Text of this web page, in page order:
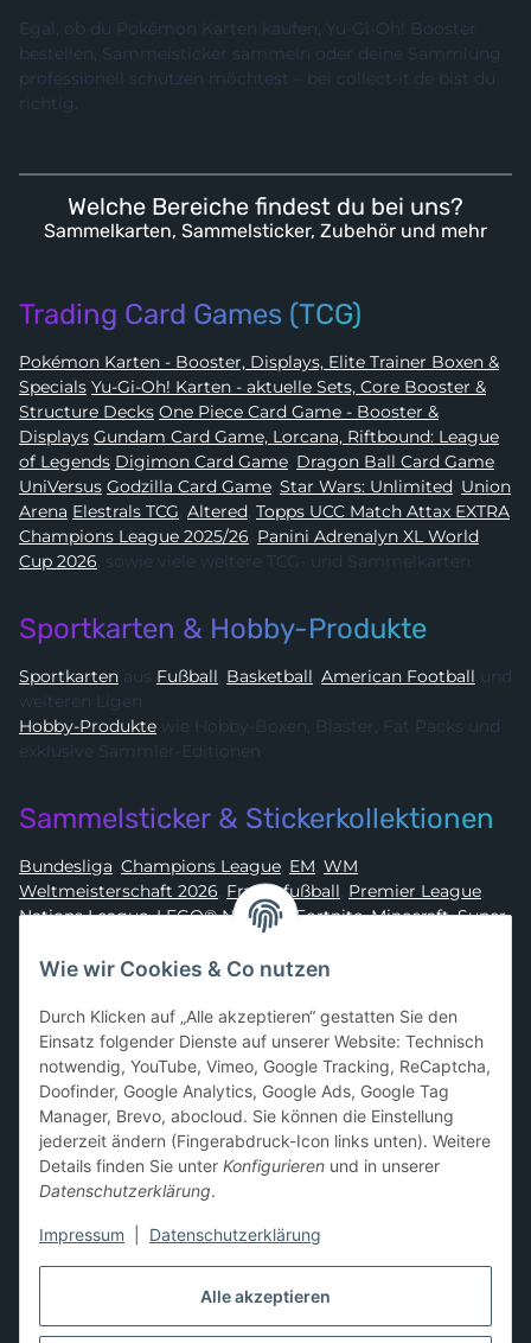
Egal, ob du Pokémon Karten kaufen, Yu-Gi-Oh! Booster
bestellen, Sammelsticker sammeln oder deine Sammlung
professionell schützen möchtest – bei collect-it.de bist du
richtig.
Welche Bereiche findest du bei uns?
Sammelkarten, Sammelsticker, Zubehör und mehr
Trading Card Games (TCG)
Pokémon Karten - Booster, Displays, Elite Trainer Boxen &
Specials Yu-Gi-Oh! Karten - aktuelle Sets, Core Booster &
Structure Decks One Piece Card Game - Booster &
Displays Gundam Card Game, Lorcana, Riftbound: League
of Legends
Digimon Card Game, Dragon Ball Card Game,
UniVersus
Godzilla Card Game, Star Wars: Unlimited, Union
Arena
Elestrals TCG, Altered, Topps UCC Match Attax EXTRA
Champions League 2025/26, Panini Adrenalyn XL World
Cup 2026, sowie viele weitere TCG- und Sammelkarten
Sportkarten & Hobby-Produkte
Sportkarten aus Fußball, Basketball, American Football und
weiteren Ligen
Hobby-Produkte
exklusive Sammler-Editionen
Sammelsticker & Stickerkollektionen
Bundesliga, Champions League, EM, WM,
Weltmeisterschaft 2026, Frauenfußball, Premier League,
Nations League, LEGO® Ninjago Fortnite,Minecraft,Super
Asterix
Sammelkarten-Zubehör &
Schutzprodukte
Card Sleeves, Penny Sleeves, Premium Sleeves,Toploader
Magnetic Holder, Sammelalben / Binder / Pocket Pages
Deckboxen ,Playmats undAufbewahrungslösungen
Alle akzeptieren
Wie wir Cookies & Co nutzen
Durch Klicken auf „Alle akzeptieren“ gestatten Sie den
Einsatz folgender Dienste auf unserer Website: Technisch
notwendig, YouTube, Vimeo, Google Tracking, ReCaptcha,
Doofinder, Google Analytics, Google Ads, Google Tag
Manager, Brevo, abocloud. Sie können die Einstellung
jederzeit ändern (Fingerabdruck-Icon links unten). Weitere
Details finden Sie unter Konfigurieren und in unserer
Datenschutzerklärung.
Impressum Datenschutzerklärung